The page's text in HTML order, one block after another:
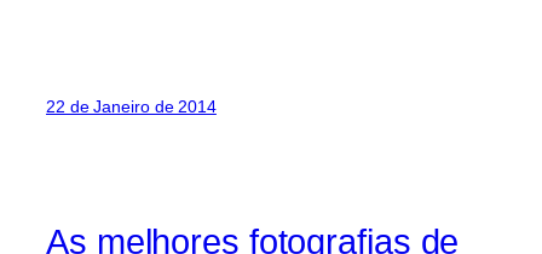
22 de Janeiro de 2014
As melhores fotografias de